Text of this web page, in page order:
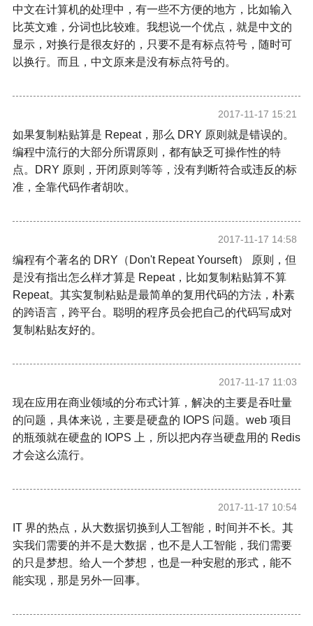
中文在计算机的处理中，有一些不方便的地方，比如输入
比英文难，分词也比较难。我想说一个优点，就是中文的
显示，对换行是很友好的，只要不是有标点符号，随时可
以换行。而且，中文原来是没有标点符号的。
2017-11-17 15:21
如果复制粘贴算是 Repeat，那么 DRY 原则就是错误的。
编程中流行的大部分所谓原则，都有缺乏可操作性的特
点。DRY 原则，开闭原则等等，没有判断符合或违反的标
准，全靠代码作者胡吹。
2017-11-17 14:58
编程有个著名的 DRY（Don't Repeat Yourseft） 原则，但
是没有指出怎么样才算是 Repeat，比如复制 粘贴算不算
Repeat。其实复制 粘贴是最简单的复用代码的方法，朴素
的跨语言，跨平台。聪明的程序员会把自己的代码写成对
复制 粘贴友好的。
2017-11-17 11:03
现在应用在商业领域的分布式计算，解决的主要是吞吐量
的问题，具体来说，主要是硬盘的 IOPS 问题。web 项目
的瓶颈就在硬盘的 IOPS 上，所以把内存当硬盘用的 Redis
才会这么流行。
2017-11-17 10:54
IT 界的热点，从大数据切换到人工智能，时间并不长。其
实我们需要的并不是大数据，也不是人工智能，我们需要
的只是梦想。给人一个梦想，也是一种安慰的形式，能不
能实现，那是另外一回事。